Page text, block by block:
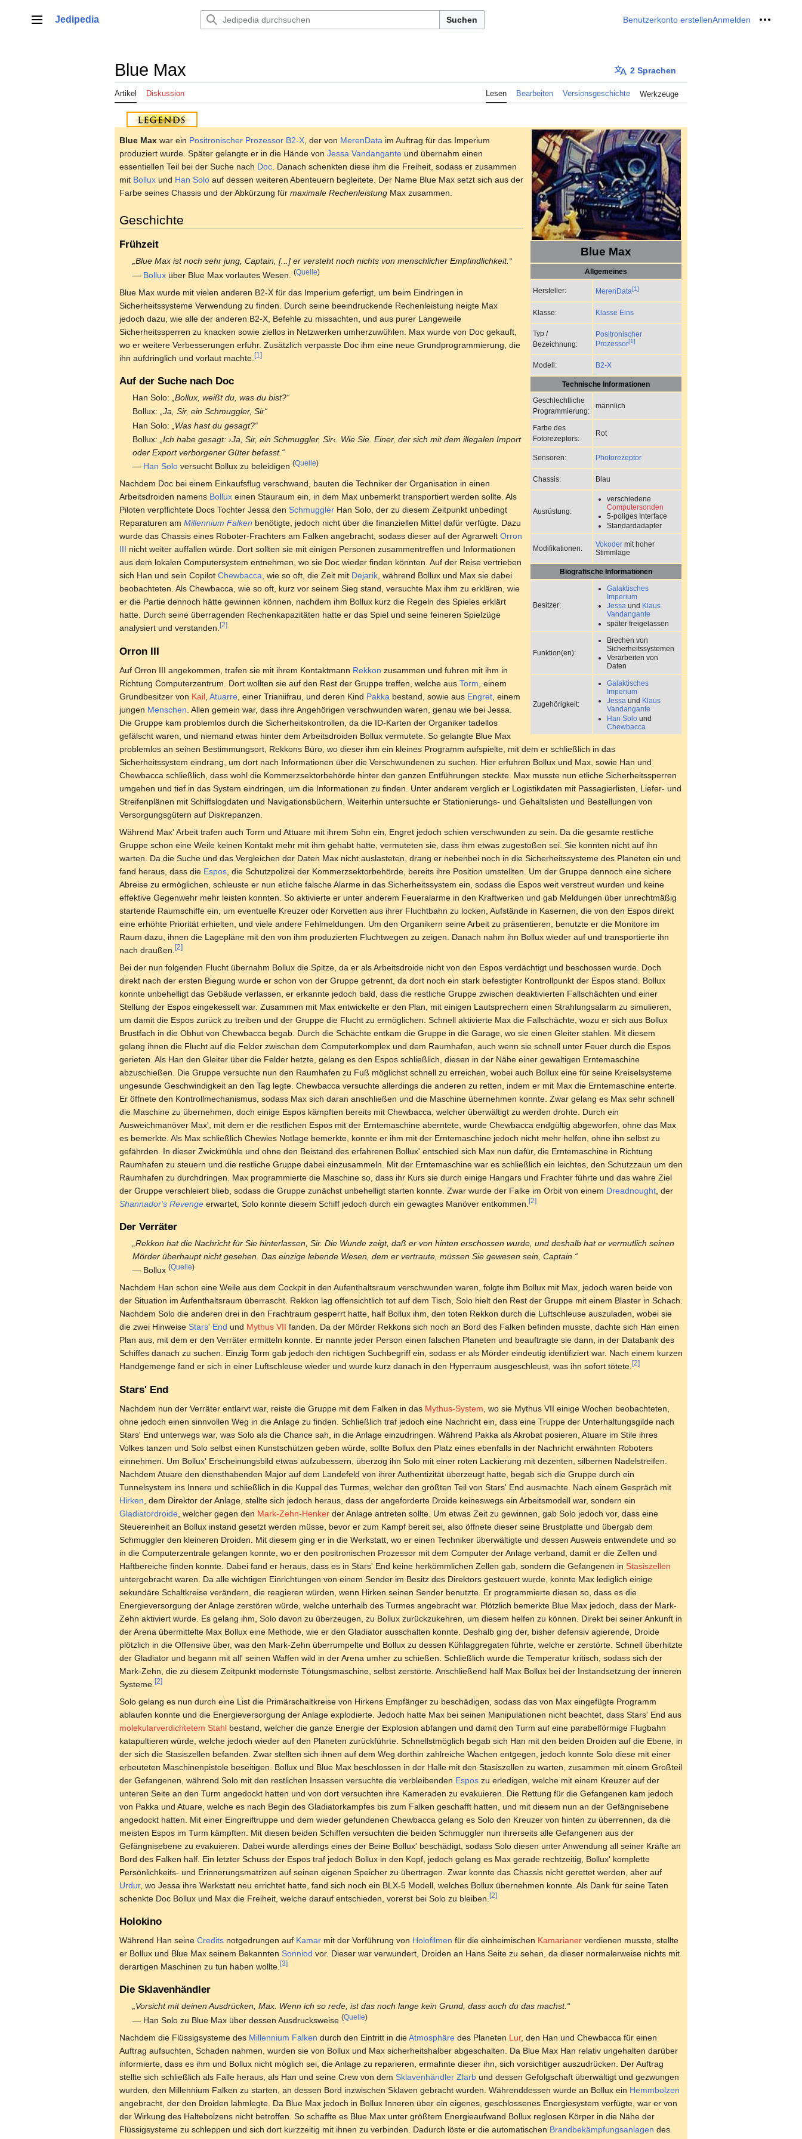
springenHauptmenü
Jedipedia Suchen Benutzerkonto erstellenAnmelden Meine
Blue Max 2 Sprachen
Artikel Diskussion Lesen Bearbeiten Versionsgeschichte Werkzeuge
Blue Max
Allgemeines
Hersteller: MerenData[1]
Klasse: Klasse Eins
Typ /
Bezeichnung:
Positronischer
Prozessor[1]
Modell: B2-X
Technische Informationen
Geschlechtliche
Programmierung:
männlich
Farbe des
Fotorezeptors:
Rot
Sensoren: Photorezeptor
Chassis: Blau
Ausrüstung:
verschiedene
Computersonden
5-poliges Interface
Standardadapter
Modifikationen:
Vokoder mit hoher
Stimmlage
Biografische Informationen
Besitzer:
Galaktisches
Imperium
Jessa und Klaus
Vandangante
später freigelassen
Funktion(en):
Brechen von
Sicherheitssystemen
Verarbeiten von
Daten
Zugehörigkeit:
Galaktisches
Imperium
Jessa und Klaus
Vandangante
Han Solound
Chewbacca
Blue Max war ein Positronischer Prozessor B2-X , der von MerenData im Auftrag für das Imperium
produziert wurde. Später gelangte er in die Hände von Jessa Vandangante und übernahm einen
essentiellen Teil bei der Suche nach Doc . Danach schenkten diese ihm die Freiheit, sodass er zusammen
mit Bollux und Han Solo auf dessen weiteren Abenteuern begleitete. Der Name Blue Max setzt sich aus der
Farbe seines Chassis und der Abkürzung für maximale Rechenleistung Max zusammen.
Geschichte
Frühzeit
„Blue Max ist noch sehr jung, Captain, [...] er versteht noch nichts von menschlicher Empfindlichkeit.“
— Bollux über Blue Max vorlautes Wesen.(Quelle)
Blue Max wurde mit vielen anderen B2-X für das Imperium gefertigt, um beim Eindringen in
Sicherheitssysteme Verwendung zu finden. Durch seine beeindruckende Rechenleistung neigte Max
jedoch dazu, wie alle der anderen B2-X, Befehle zu missachten, und aus purer Langeweile
Sicherheitssperren zu knacken sowie ziellos in Netzwerken umherzuwühlen. Max wurde von Doc gekauft,
wo er weitere Verbesserungen erfuhr. Zusätzlich verpasste Doc ihm eine neue Grundprogrammierung, die
ihn aufdringlich und vorlaut machte. [1]
Auf der Suche nach Doc
Han Solo:
„Bollux, weißt du, was du bist?“
Bollux:
„Ja, Sir, ein Schmuggler, Sir“
Han Solo:
„Was hast du gesagt?“
Bollux:
„Ich habe gesagt: ›Ja, Sir, ein Schmuggler, Sir‹. Wie Sie. Einer, der sich mit dem illegalen Import
oder Export verborgener Güter befasst.“
— Han Solo versucht Bollux zu beleidigen(Quelle)
Nachdem Doc bei einem Einkaufsflug verschwand, bauten die Techniker der Organisation in einen
Arbeitsdroiden namens Bollux einen Stauraum ein, in dem Max unbemerkt transportiert werden sollte. Als
Piloten verpflichtete Docs Tochter Jessa den Schmuggler Han Solo, der zu diesem Zeitpunkt unbedingt
Reparaturen am Millennium Falken benötigte, jedoch nicht über die finanziellen Mittel dafür verfügte. Dazu
wurde das Chassis eines Roboter-Frachters am Falken angebracht, sodass dieser auf der Agrarwelt Orron
III nicht weiter auffallen würde. Dort sollten sie mit einigen Personen zusammentreffen und Informationen
aus dem lokalen Computersystem entnehmen, wo sie Doc wieder finden könnten. Auf der Reise vertrieben
sich Han und sein Copilot Chewbacca, wie so oft, die Zeit mit Dejarik, während Bollux und Max sie dabei
beobachteten. Als Chewbacca, wie so oft, kurz vor seinem Sieg stand, versuchte Max ihm zu erklären, wie
er die Partie dennoch hätte gewinnen können, nachdem ihm Bollux kurz die Regeln des Spieles erklärt
hatte. Durch seine überragenden Rechenkapazitäten hatte er das Spiel und seine feineren Spielzüge
analysiert und verstanden. [2]
Orron III
Auf Orron III angekommen, trafen sie mit ihrem Kontaktmann Rekkon zusammen und fuhren mit ihm in
Richtung Computerzentrum. Dort wollten sie auf den Rest der Gruppe treffen, welche aus Torm , einem
Grundbesitzer von Kail Atuarre , einer Trianiifrau, und deren Kind Pakka bestand, sowie aus Engret , einem
jungen Menschen . Allen gemein war, dass ihre Angehörigen verschwunden waren, genau wie bei Jessa.
Die Gruppe kam problemlos durch die Sicherheitskontrollen, da die ID-Karten der Organiker tadellos
gefälscht waren, und niemand etwas hinter dem Arbeitsdroiden Bollux vermutete. So gelangte Blue Max
problemlos an seinen Bestimmungsort, Rekkons Büro, wo dieser ihm ein kleines Programm aufspielte, mit dem er schließlich in das
Sicherheitssystem eindrang, um dort nach Informationen über die Verschwundenen zu suchen. Hier erfuhren Bollux und Max, sowie Han und
Chewbacca schließlich, dass wohl die Kommerzsektorbehörde hinter den ganzen Entführungen steckte. Max musste nun etliche Sicherheitssperren
umgehen und tief in das System eindringen, um die Informationen zu finden. Unter anderem verglich er Logistikdaten mit Passagierlisten, Liefer- und
Streifenplänen mit Schiffslogdaten und Navigationsbüchern. Weiterhin untersuchte er Stationierungs- und Gehaltslisten und Bestellungen von
Versorgungsgütern auf Diskrepanzen.
Während Max' Arbeit trafen auch Torm und Attuare mit ihrem Sohn ein, Engret jedoch schien verschwunden zu sein. Da die gesamte restliche
Gruppe schon eine Weile keinen Kontakt mehr mit ihm gehabt hatte, vermuteten sie, dass ihm etwas zugestoßen sei. Sie konnten nicht auf ihn
warten. Da die Suche und das Vergleichen der Daten Max nicht auslasteten, drang er nebenbei noch in die Sicherheitssysteme des Planeten ein und
fand heraus, dass die Espos , die Schutzpolizei der Kommerzsektorbehörde, bereits ihre Position umstellten. Um der Gruppe dennoch eine sichere
Abreise zu ermöglichen, schleuste er nun etliche falsche Alarme in das Sicherheitssystem ein, sodass die Espos weit verstreut wurden und keine
effektive Gegenwehr mehr leisten konnten. So aktivierte er unter anderem Feueralarme in den Kraftwerken und gab Meldungen über unrechtmäßig
startende Raumschiffe ein, um eventuelle Kreuzer oder Korvetten aus ihrer Fluchtbahn zu locken, Aufstände in Kasernen, die von den Espos direkt
eine erhöhte Priorität erhielten, und viele andere Fehlmeldungen. Um den Organikern seine Arbeit zu präsentieren, benutzte er die Monitore im
Raum dazu, ihnen die Lagepläne mit den von ihm produzierten Fluchtwegen zu zeigen. Danach nahm ihn Bollux wieder auf und transportierte ihn
nach draußen. [2]
Bei der nun folgenden Flucht übernahm Bollux die Spitze, da er als Arbeitsdroide nicht von den Espos verdächtigt und beschossen wurde. Doch
direkt nach der ersten Biegung wurde er schon von der Gruppe getrennt, da dort noch ein stark befestigter Kontrollpunkt der Espos stand. Bollux
konnte unbehelligt das Gebäude verlassen, er erkannte jedoch bald, dass die restliche Gruppe zwischen deaktivierten Fallschächten und einer
Stellung der Espos eingekesselt war. Zusammen mit Max entwickelte er den Plan, mit einigen Lautsprechern einen Strahlungsalarm zu simulieren,
um damit die Espos zurück zu treiben und der Gruppe die Flucht zu ermöglichen. Schnell aktivierte Max die Fallschächte, wozu er sich aus Bollux
Brustfach in die Obhut von Chewbacca begab. Durch die Schächte entkam die Gruppe in die Garage, wo sie einen Gleiter stahlen. Mit diesem
gelang ihnen die Flucht auf die Felder zwischen dem Computerkomplex und dem Raumhafen, auch wenn sie schnell unter Feuer durch die Espos
gerieten. Als Han den Gleiter über die Felder hetzte, gelang es den Espos schließlich, diesen in der Nähe einer gewaltigen Erntemaschine
abzuschießen. Die Gruppe versuchte nun den Raumhafen zu Fuß möglichst schnell zu erreichen, wobei auch Bollux eine für seine Kreiselsysteme
ungesunde Geschwindigkeit an den Tag legte. Chewbacca versuchte allerdings die anderen zu retten, indem er mit Max die Erntemaschine enterte.
Er öffnete den Kontrollmechanismus, sodass Max sich daran anschließen und die Maschine übernehmen konnte. Zwar gelang es Max sehr schnell
die Maschine zu übernehmen, doch einige Espos kämpften bereits mit Chewbacca, welcher überwältigt zu werden drohte. Durch ein
Ausweichmanöver Max', mit dem er die restlichen Espos mit der Erntemaschine aberntete, wurde Chewbacca endgültig abgeworfen, ohne das Max
es bemerkte. Als Max schließlich Chewies Notlage bemerkte, konnte er ihm mit der Erntemaschine jedoch nicht mehr helfen, ohne ihn selbst zu
gefährden. In dieser Zwickmühle und ohne den Beistand des erfahrenen Bollux' entschied sich Max nun dafür, die Erntemaschine in Richtung
Raumhafen zu steuern und die restliche Gruppe dabei einzusammeln. Mit der Erntemaschine war es schließlich ein leichtes, den Schutzzaun um den
Raumhafen zu durchdringen. Max programmierte die Maschine so, dass ihr Kurs sie durch einige Hangars und Frachter führte und das wahre Ziel
der Gruppe verschleiert blieb, sodass die Gruppe zunächst unbehelligt starten konnte. Zwar wurde der Falke im Orbit von einem Dreadnought , der
Shannador's Revenge erwartet, Solo konnte diesem Schiff jedoch durch ein gewagtes Manöver entkommen. [2]
Der Verräter
„Rekkon hat die Nachricht für Sie hinterlassen, Sir. Die Wunde zeigt, daß er von hinten erschossen wurde, und deshalb hat er vermutlich seinen
Mörder überhaupt nicht gesehen. Das einzige lebende Wesen, dem er vertraute, müssen Sie gewesen sein, Captain.“
— Bollux(Quelle)
Nachdem Han schon eine Weile aus dem Cockpit in den Aufenthaltsraum verschwunden waren, folgte ihm Bollux mit Max, jedoch waren beide von
der Situation im Aufenthaltsraum überrascht. Rekkon lag offensichtlich tot auf dem Tisch, Solo hielt den Rest der Gruppe mit einem Blaster in Schach.
Nachdem Solo die anderen drei in den Frachtraum gesperrt hatte, half Bollux ihm, den toten Rekkon durch die Luftschleuse auszuladen, wobei sie
die zwei Hinweise Stars' End und Mythus VII fanden. Da der Mörder Rekkons sich noch an Bord des Falken befinden musste, dachte sich Han einen
Plan aus, mit dem er den Verräter ermitteln konnte. Er nannte jeder Person einen falschen Planeten und beauftragte sie dann, in der Databank des
Schiffes danach zu suchen. Einzig Torm gab jedoch den richtigen Suchbegriff ein, sodass er als Mörder eindeutig identifiziert war. Nach einem kurzen
Handgemenge fand er sich in einer Luftschleuse wieder und wurde kurz danach in den Hyperraum ausgeschleust, was ihn sofort tötete. [2]
Stars' End
Nachdem nun der Verräter entlarvt war, reiste die Gruppe mit dem Falken in das Mythus-System , wo sie Mythus VII einige Wochen beobachteten,
ohne jedoch einen sinnvollen Weg in die Anlage zu finden. Schließlich traf jedoch eine Nachricht ein, dass eine Truppe der Unterhaltungsgilde nach
Stars' End unterwegs war, was Solo als die Chance sah, in die Anlage einzudringen. Während Pakka als Akrobat posieren, Atuare im Stile ihres
Volkes tanzen und Solo selbst einen Kunstschützen geben würde, sollte Bollux den Platz eines ebenfalls in der Nachricht erwähnten Roboters
einnehmen. Um Bollux' Erscheinungsbild etwas aufzubessern, überzog ihn Solo mit einer roten Lackierung mit dezenten, silbernen Nadelstreifen.
Nachdem Atuare den diensthabenden Major auf dem Landefeld von ihrer Authentizität überzeugt hatte, begab sich die Gruppe durch ein
Tunnelsystem ins Innere und schließlich in die Kuppel des Turmes, welcher den größten Teil von Stars' End ausmachte. Nach einem Gespräch mit
Hirken , dem Direktor der Anlage, stellte sich jedoch heraus, dass der angeforderte Droide keineswegs ein Arbeitsmodell war, sondern ein
Gladiatordroide , welcher gegen den Mark-Zehn-Henker der Anlage antreten sollte. Um etwas Zeit zu gewinnen, gab Solo jedoch vor, dass eine
Steuereinheit an Bollux instand gesetzt werden müsse, bevor er zum Kampf bereit sei, also öffnete dieser seine Brustplatte und übergab dem
Schmuggler den kleineren Droiden. Mit diesem ging er in die Werkstatt, wo er einen Techniker überwältigte und dessen Ausweis entwendete und so
in die Computerzentrale gelangen konnte, wo er den positronischen Prozessor mit dem Computer der Anlage verband, damit er die Zellen und
Haftbereiche finden konnte. Dabei fand er heraus, dass es in Stars' End keine herkömmlichen Zellen gab, sondern die Gefangenen in Stasiszellen
untergebracht waren. Da alle wichtigen Einrichtungen von einem Sender im Besitz des Direktors gesteuert wurde, konnte Max lediglich einige
sekundäre Schaltkreise verändern, die reagieren würden, wenn Hirken seinen Sender benutzte. Er programmierte diesen so, dass es die
Energieversorgung der Anlage zerstören würde, welche unterhalb des Turmes angebracht war. Plötzlich bemerkte Blue Max jedoch, dass der Mark-
Zehn aktiviert wurde. Es gelang ihm, Solo davon zu überzeugen, zu Bollux zurückzukehren, um diesem helfen zu können. Direkt bei seiner Ankunft in
der Arena übermittelte Max Bollux eine Methode, wie er den Gladiator ausschalten konnte. Deshalb ging der, bisher defensiv agierende, Droide
plötzlich in die Offensive über, was den Mark-Zehn überrumpelte und Bollux zu dessen Kühlaggregaten führte, welche er zerstörte. Schnell überhitzte
der Gladiator und begann mit all' seinen Waffen wild in der Arena umher zu schießen. Schließlich wurde die Temperatur kritisch, sodass sich der
Mark-Zehn, die zu diesem Zeitpunkt modernste Tötungsmaschine, selbst zerstörte. Anschließend half Max Bollux bei der Instandsetzung der inneren
Systeme. [2]
Solo gelang es nun durch eine List die Primärschaltkreise von Hirkens Empfänger zu beschädigen, sodass das von Max eingefügte Programm
ablaufen konnte und die Energieversorgung der Anlage explodierte. Jedoch hatte Max bei seinen Manipulationen nicht beachtet, dass Stars' End aus
molekularverdichtetem Stahl bestand, welcher die ganze Energie der Explosion abfangen und damit den Turm auf eine parabelförmige Flugbahn
katapultieren würde, welche jedoch wieder auf den Planeten zurückführte. Schnellstmöglich begab sich Han mit den beiden Droiden auf die Ebene, in
der sich die Stasiszellen befanden. Zwar stellten sich ihnen auf dem Weg dorthin zahlreiche Wachen entgegen, jedoch konnte Solo diese mit einer
erbeuteten Maschinenpistole beseitigen. Bollux und Blue Max beschlossen in der Halle mit den Stasiszellen zu warten, zusammen mit einem Großteil
der Gefangenen, während Solo mit den restlichen Insassen versuchte die verbleibenden Espos zu erledigen, welche mit einem Kreuzer auf der
unteren Seite an den Turm angedockt hatten und von dort versuchten ihre Kameraden zu evakuieren. Die Rettung für die Gefangenen kam jedoch
von Pakka und Atuare, welche es nach Begin des Gladiatorkampfes bis zum Falken geschafft hatten, und mit diesem nun an der Gefängnisebene
angedockt hatten. Mit einer Eingreiftruppe und dem wieder gefundenen Chewbacca gelang es Solo den Kreuzer von hinten zu überrennen, da die
meisten Espos im Turm kämpften. Mit diesen beiden Schiffen versuchten die beiden Schmuggler nun ihrerseits alle Gefangenen aus der
Gefängnisebene zu evakuieren. Dabei wurde allerdings eines der Beine Bollux' beschädigt, sodass Solo diesen unter Anwendung all seiner Kräfte an
Bord des Falken half. Ein letzter Schuss der Espos traf jedoch Bollux in den Kopf, jedoch gelang es Max gerade rechtzeitig, Bollux' komplette
Persönlichkeits- und Erinnerungsmatrizen auf seinen eigenen Speicher zu übertragen. Zwar konnte das Chassis nicht gerettet werden, aber auf
Urdur, wo Jessa ihre Werkstatt neu errichtet hatte, fand sich noch ein BLX-5 Modell, welches Bollux übernehmen konnte. Als Dank für seine Taten
schenkte Doc Bollux und Max die Freiheit, welche darauf entschieden, vorerst bei Solo zu bleiben. [2]
Holokino
Während Han seine Credits notgedrungen auf Kamar mit der Vorführung von Holofilmen für die einheimischen Kamarianer verdienen musste, stellte
er Bollux und Blue Max seinem Bekannten Sonniod vor. Dieser war verwundert, Droiden an Hans Seite zu sehen, da dieser normalerweise nichts mit
derartigen Maschinen zu tun haben wollte. [3]
Die Sklavenhändler
„Vorsicht mit deinen Ausdrücken, Max. Wenn ich so rede, ist das noch lange kein Grund, dass auch du das machst.“
— Han Solo zu Blue Max über dessen Ausdrucksweise(Quelle)
Nachdem die Flüssigsysteme des Millennium Falken durch den Eintritt in dieAtmosphäre des Planeten Lur, den Han und Chewbacca für einen
Auftrag aufsuchten, Schaden nahmen, wurden sie von Bollux und Max sicherheitshalber abgeschalten. Da Blue Max Han relativ ungehalten darüber
informierte, dass es ihm und Bollux nicht möglich sei, die Anlage zu reparieren, ermahnte dieser ihn, sich vorsichtiger auszudrücken. Der Auftrag
stellte sich schließlich als Falle heraus, als Han und seine Crew von dem Sklavenhändler Zlarb und dessen Gefolgschaft überwältigt und gezwungen
wurden, den Millennium Falken zu starten, an dessen Bord inzwischen Sklaven gebracht wurden. Währenddessen wurde an Bollux ein Hemmbolzen
angebracht, der den Droiden lahmlegte. Da Blue Max jedoch in Bollux Inneren über ein eigenes, geschlossenes Energiesystem verfügte, war er von
der Wirkung des Haltebolzens nicht betroffen. So schaffte es Blue Max unter größtem Energieaufwand Bollux reglosen Körper in die Nähe der
Flüssigsysteme zu schleppen und sich dort kurzzeitig mit ihnen zu verbinden. Dadurch löste er die automatischen Brandbekämpfungsanlagen des